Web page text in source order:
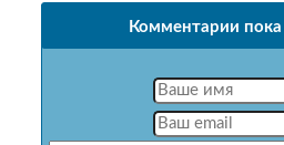
Комментарии пока